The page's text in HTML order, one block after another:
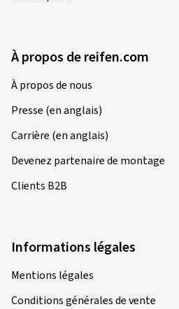
À propos de reifen.com
À propos de nous
Presse (en anglais)
Carrière (en anglais)
Devenez partenaire de montage
Clients B2B
Informations légales
Mentions légales
Conditions générales de vente